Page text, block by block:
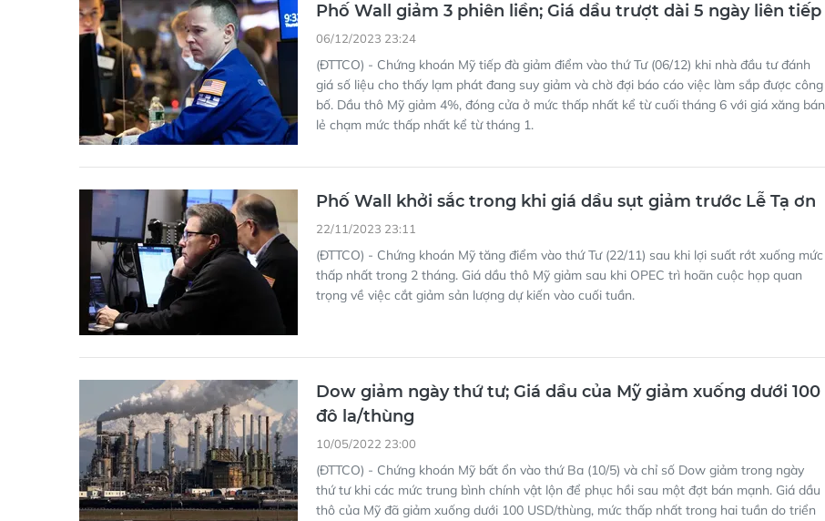
Phố Wall giảm 3 phiên liền; Giá dầu trượt dài 5 ngày liên tiếp
06/12/2023 23:24
(ĐTTCO) - Chứng khoán Mỹ tiếp đà giảm điểm vào thứ Tư (06/12) khi nhà đầu tư đánh
giá số liệu cho thấy lạm phát đang suy giảm và chờ đợi báo cáo việc làm sắp được công
bố. Dầu thô Mỹ giảm 4%, đóng cửa ở mức thấp nhất kể từ cuối tháng 6 với giá xăng bán
lẻ chạm mức thấp nhất kể từ tháng 1.
Phố Wall khởi sắc trong khi giá dầu sụt giảm trước Lễ Tạ ơn
22/11/2023 23:11
(ĐTTCO) - Chứng khoán Mỹ tăng điểm vào thứ Tư (22/11) sau khi lợi suất rớt xuống mức
thấp nhất trong 2 tháng. Giá dầu thô Mỹ giảm sau khi OPEC trì hoãn cuộc họp quan
trọng về việc cắt giảm sản lượng dự kiến vào cuối tuần.
Dow giảm ngày thứ tư; Giá dầu của Mỹ giảm xuống dưới 100
đô la/thùng
10/05/2022 23:00
(ĐTTCO) - Chứng khoán Mỹ bất ổn vào thứ Ba (10/5) và chỉ số Dow giảm trong ngày
thứ tư khi các mức trung bình chính vật lộn để phục hồi sau một đợt bán mạnh. Giá dầu
thô của Mỹ đã giảm xuống dưới 100 USD/thùng, mức thấp nhất trong hai tuần do triển